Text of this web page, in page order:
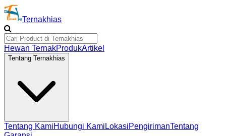
Ternakhias
Hewan TernakProdukArtikel
Tentang Ternakhias
Tentang KamiHubungi Kami LokasiPengirimanTentang